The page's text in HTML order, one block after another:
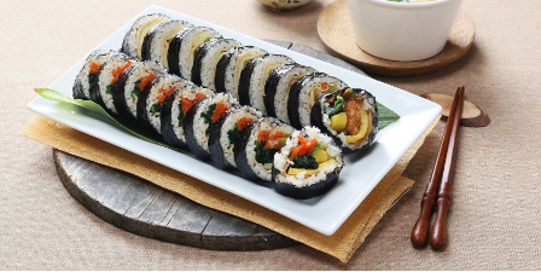
新大久保
その他
お問い合わせ
Close